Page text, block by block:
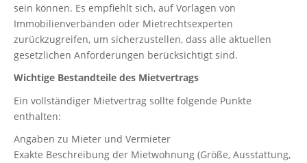
sein können. Es empfiehlt sich, auf Vorlagen von
Immobilienverbänden oder Mietrechtsexperten
zurückzugreifen, um sicherzustellen, dass alle aktuellen
gesetzlichen Anforderungen berücksichtigt sind.
Wichtige Bestandteile des Mietvertrags
Ein vollständiger Mietvertrag sollte folgende Punkte
enthalten:
Angaben zu Mieter und Vermieter
Exakte Beschreibung der Mietwohnung (Größe, Ausstattung,